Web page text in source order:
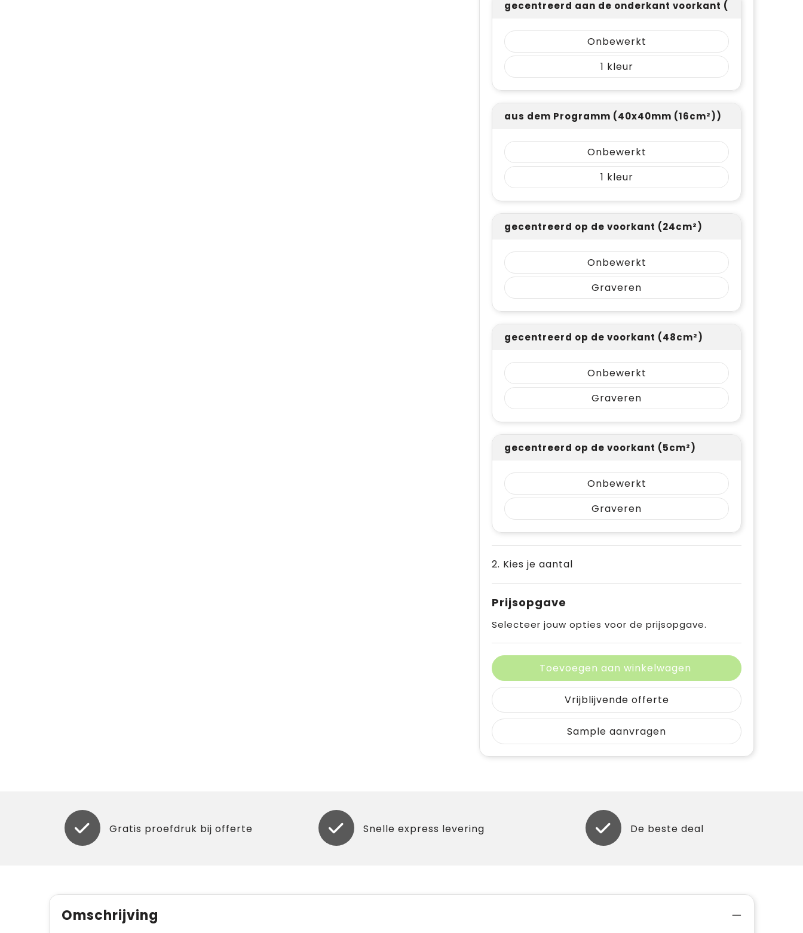
gecentreerd aan de onderkant voorkant (40x40mm
Onbewerkt
1
aus dem Programm (40x40mm (16cm²))
Onbewerkt
1
gecentreerd op de voorkant (24cm²)
Onbewerkt
Graveren
gecentreerd op de voorkant (48cm²)
Onbewerkt
Graveren
gecentreerd op de voorkant (5cm²)
Onbewerkt
Graveren
2. Kies je aantal
Prijsopgave
Selecteer jouw opties voor de prijsopgave.
Toevoegen aan winkelwagen
Vrijblijvende offerte
Sample aanvragen
Gratis proefdruk bij offerte Snelle express levering De beste deal
Omschrijving